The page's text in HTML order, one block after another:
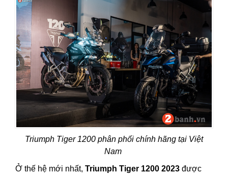
Triumph Tiger 1200 phân phối chính hãng tại Việt
Nam
Ở thế hệ mới nhất, Triumph Tiger 1200 2023 được